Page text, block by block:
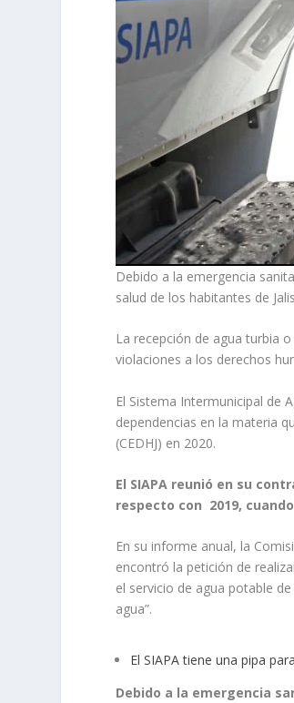
Debido a la emergencia
salud de los habitantes de
La recepción de agua turbia
violaciones a los derechos
El Sistema Intermunicipal de
dependencias en la materia
(CEDHJ) en 2020.
El SIAPA reunió en su
respecto con 2019,
En su informe anual, la
encontró la petición de
el servicio de agua potable
agua”.
El SIAPA tiene una pipa
Debido a la emergencia